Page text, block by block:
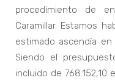
procedimiento de
Caramillar. Estamos
estimado ascendía
Siendo el
incluido de